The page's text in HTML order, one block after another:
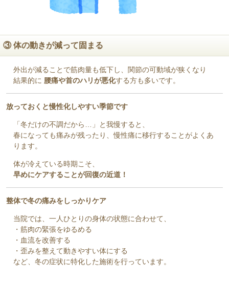
③ 体の動きが減って固まる
外出が減ることで筋肉量も低下し、関節の可動域が狭くなり
結果的に 腰痛や首のハリが悪化する方も多いです。
放っておくと慢性化しやすい季節です
「冬だけの不調だから…」と我慢すると、
春になっても痛みが残ったり、慢性痛に移行することがよくあ
ります。
体が冷えている時期こそ、
早めにケアすることが回復の近道！
整体で冬の痛みをしっかりケア
当院では、一人ひとりの身体の状態に合わせて、
・筋肉の緊張をゆるめる
・血流を改善する
・歪みを整えて動きやすい体にする
など、冬の症状に特化した施術を行っています。